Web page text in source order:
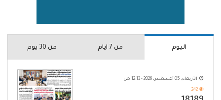
اليوم من 7 ايام من 30 يوم
الأربعاء, 05 أغسطس 2026 - 12:13 ص
242